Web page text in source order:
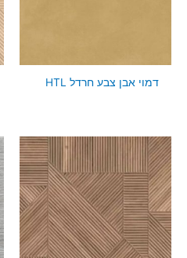
דמוי אבן צבע חרדל HTL